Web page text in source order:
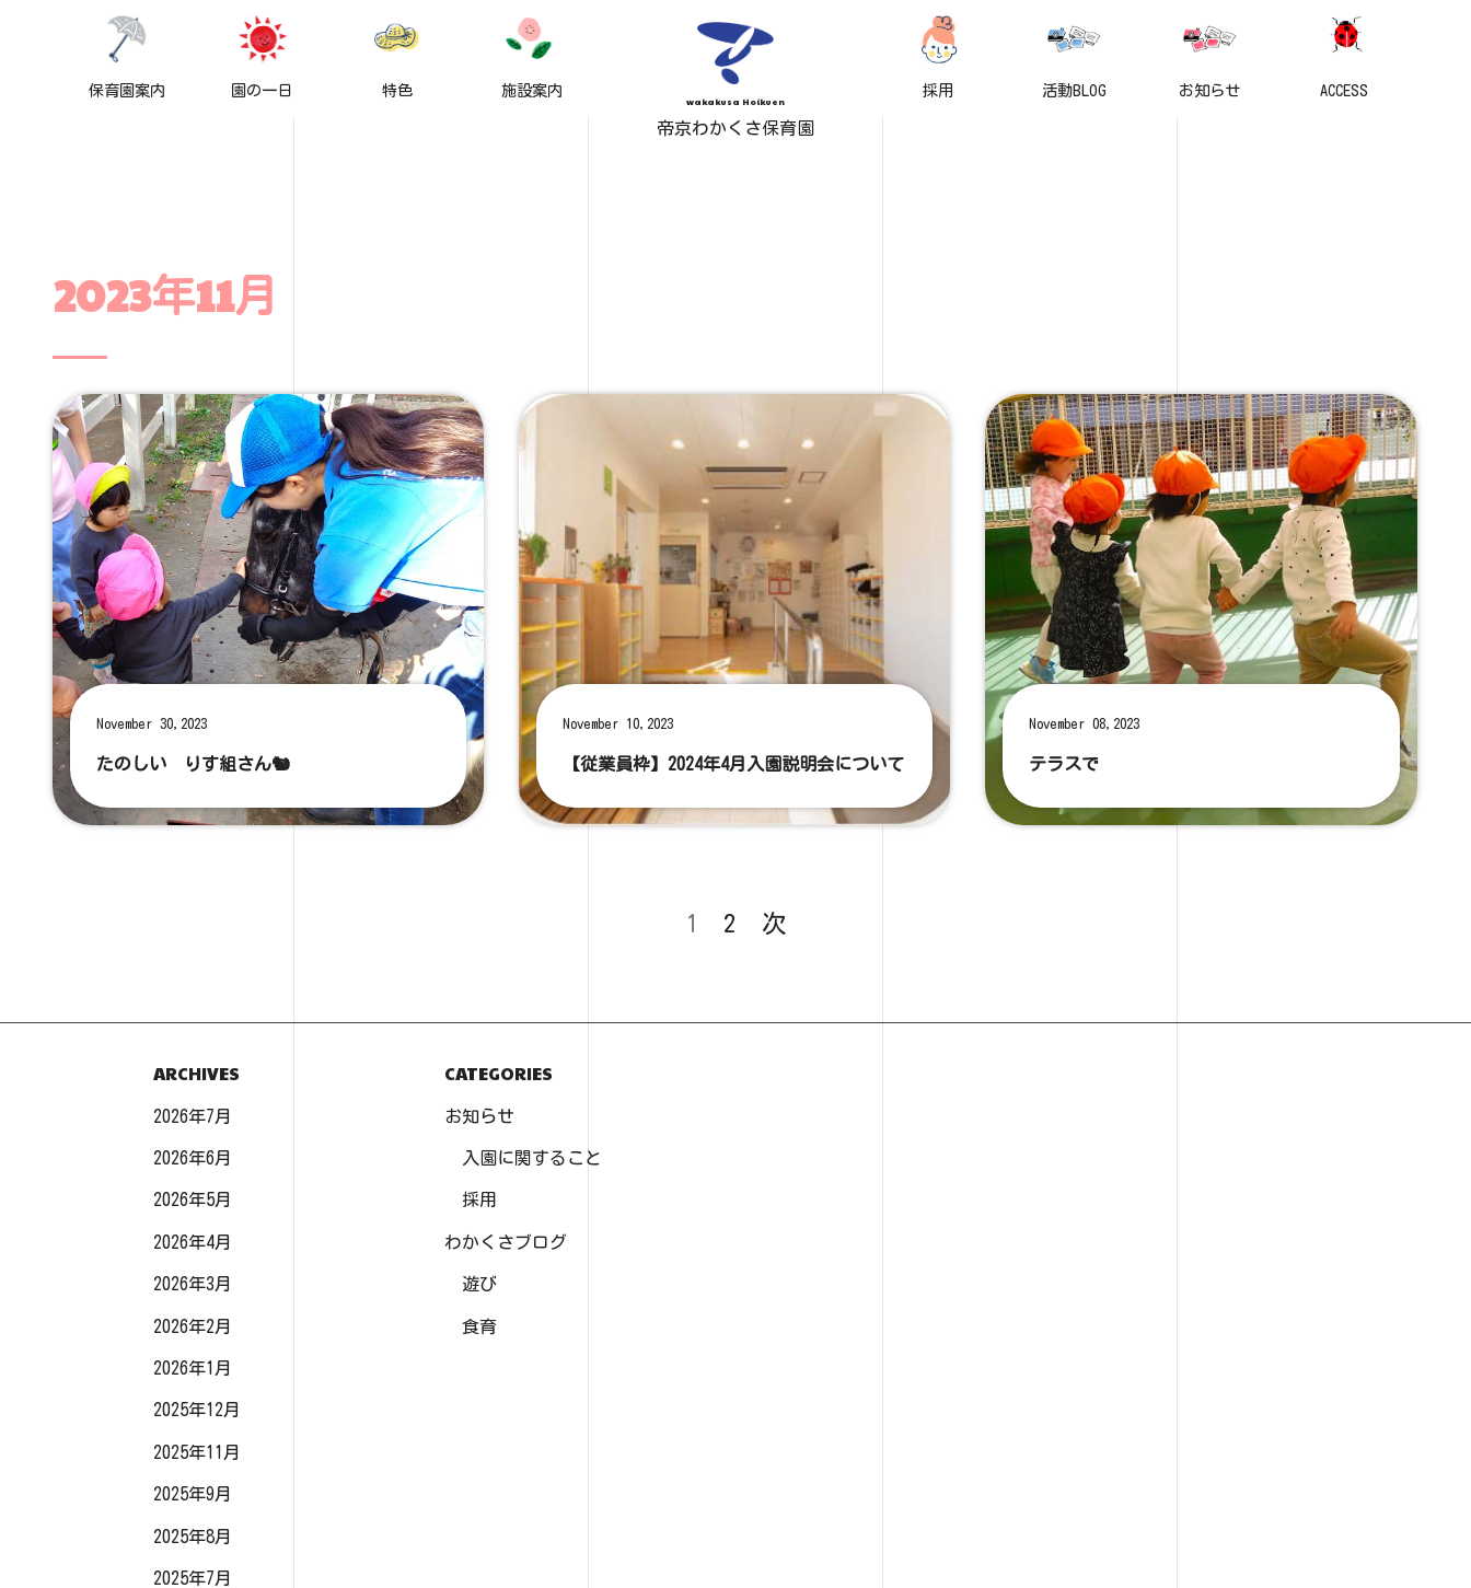
保育園案内 園の一日 特色 施設案内
wakakusa Hoikuen
帝京わかくさ保育園
採用 活動BLOG お知らせ ACCESS
2023年11月
November 30,2023
たのしい りす組さん🐿
November 10,2023
【従業員枠】2024年4月入園説明会について
November 08,2023
テラスで
1 2 次
ARCHIVES
2026年7月
2026年6月
2026年5月
2026年4月
2026年3月
2026年2月
2026年1月
2025年12月
2025年11月
2025年9月
2025年8月
2025年7月
CATEGORIES
お知らせ
入園に関すること
採用
わかくさブログ
遊び
食育